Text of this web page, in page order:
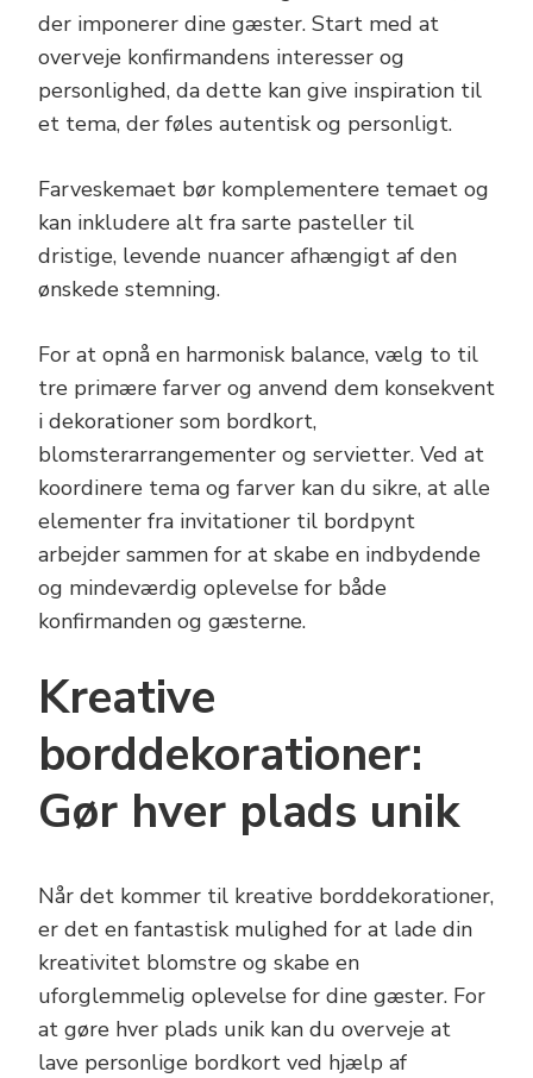
der imponerer dine gæster. Start med at
overveje konfirmandens interesser og
personlighed, da dette kan give inspiration til
et tema, der føles autentisk og personligt.
Farveskemaet bør komplementere temaet og
kan inkludere alt fra sarte pasteller til
dristige, levende nuancer afhængigt af den
ønskede stemning.
For at opnå en harmonisk balance, vælg to til
tre primære farver og anvend dem konsekvent
i dekorationer som bordkort,
blomsterarrangementer og servietter. Ved at
koordinere tema og farver kan du sikre, at alle
elementer fra invitationer til bordpynt
arbejder sammen for at skabe en indbydende
og mindeværdig oplevelse for både
konfirmanden og gæsterne.
Kreative
borddekorationer:
Gør hver plads unik
Når det kommer til kreative borddekorationer,
er det en fantastisk mulighed for at lade din
kreativitet blomstre og skabe en
uforglemmelig oplevelse for dine gæster. For
at gøre hver plads unik kan du overveje at
lave personlige bordkort ved hjælp af